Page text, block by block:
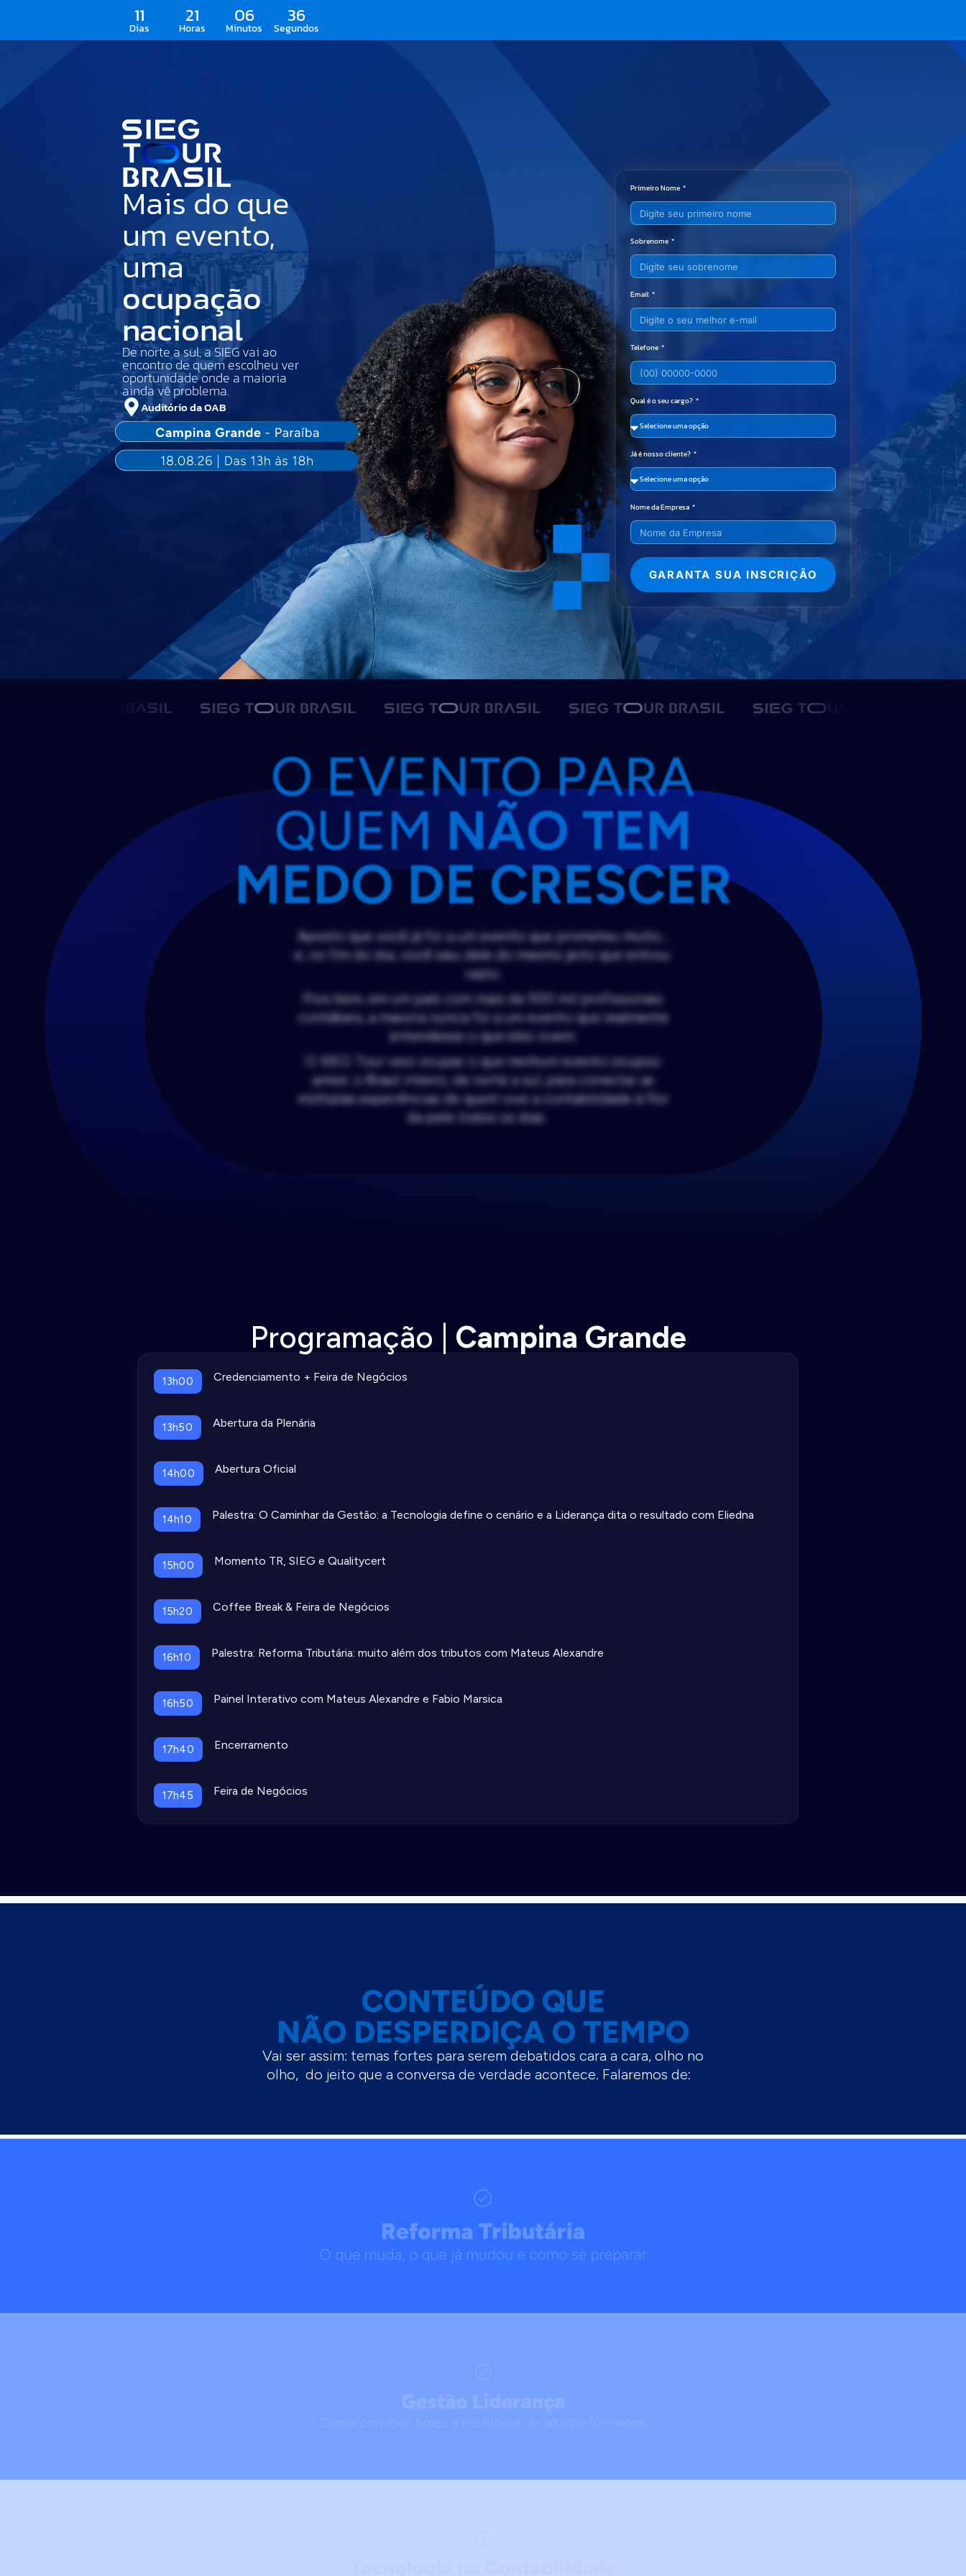
11
Dias
21
Horas
06
Minutos
34
Segundos
Mais do que
um evento,
uma
ocupação
nacional
De norte a sul, a SIEG vai ao
encontro de quem escolheu ver
oportunidade onde a maioria
ainda vê problema.
Auditório da OAB
Primeiro Nome
Sobrenome
Email
Telefone
Qual é o seu cargo?
Já é nosso cliente?
Nome da Empresa
GARANTA SUA INSCRIÇÃO
O EVENTO PARA
QUEM NÃO TEM
MEDO DE CRESCER
Aposto que você já foi a um evento que prometeu muito…
e, no fim do dia, você saiu dele do mesmo jeito que entrou:
vazio.
Pois bem, em um país com mais de 500 mil profissionais
contábeis, a maioria nunca foi a um evento que realmente
entendesse o que eles vivem.
O SIEG Tour veio ocupar o que nenhum evento ocupou
antes: o Brasil inteiro, de norte a sul, para conectar as
múltiplas experiências de quem vive a contabilidade à flor
da pele todos os dias.
Programação | Campina Grande
13h00 Credenciamento + Feira de Negócios
13h50 Abertura da Plenária
14h00 Abertura Oficial
14h10 Palestra: O Caminhar da Gestão: a Tecnologia define o cenário e a Liderança dita o resultado com Eliedna
15h00 Momento TR, SIEG e Qualitycert
15h20 Coffee Break & Feira de Negócios
16h10 Palestra: Reforma Tributária: muito além dos tributos com Mateus Alexandre
16h50 Painel Interativo com Mateus Alexandre e Fabio Marsica
17h40 Encerramento
17h45 Feira de Negócios
CONTEÚDO QUE
NÃO DESPERDIÇA O TEMPO
Vai ser assim: temas fortes para serem debatidos cara a cara, olho no
olho, do jeito que a conversa de verdade acontece. Falaremos de: